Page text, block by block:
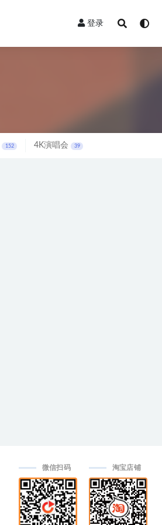
登录
152 4K演唱会 39
微信扫码 淘宝店铺